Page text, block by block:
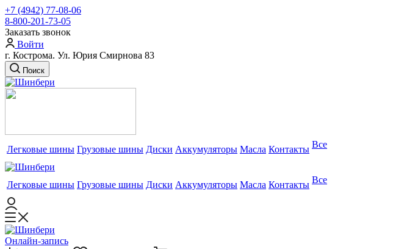
+7 (4942) 77-08-06
8-800-201-73-05
Заказать звонок
Войти
г. Кострома. Ул. Юрия Смирнова 83
Поиск
Легковые шины Грузовые шины Диски Аккумуляторы Масла Контакты Все
Легковые шины Грузовые шины Диски Аккумуляторы Масла Контакты Все
Онлайн-запись